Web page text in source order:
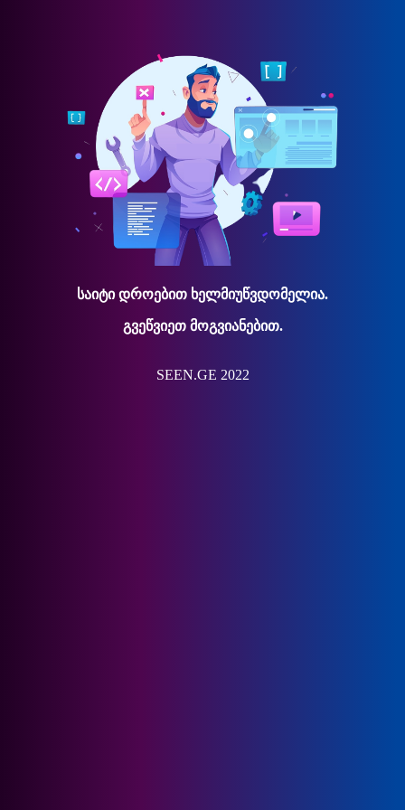
საიტი დროებით ხელმიუწვდომელია.
გვეწვიეთ მოგვიანებით.
SEEN.GE 2022